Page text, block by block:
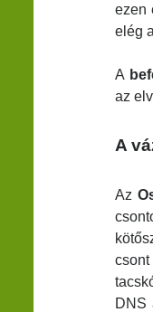
ezen
elég
A
az
A
Az
DNS